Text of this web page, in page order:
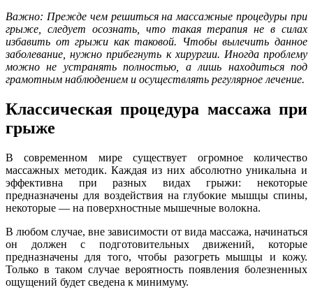
Важно: Прежде чем решиться на массажные процедуры при
грыже, следует осознать, что такая терапия не в силах
избавить от грыжи как таковой. Чтобы вылечить данное
заболевание, нужно прибегнуть к хирургии. Иногда проблему
можно не устранять полностью, а лишь находиться под
грамотным наблюдением и осуществлять регулярное лечение.
Классическая процедура массажа при
грыже
В современном мире существует огромное количество
массажных методик. Каждая из них абсолютно уникальна и
эффективна при разных видах грыжи: некоторые
предназначены для воздействия на глубокие мышцы спины,
некоторые — на поверхностные мышечные волокна.
В любом случае, вне зависимости от вида массажа, начинаться
он должен с подготовительных движений, которые
предназначены для того, чтобы разогреть мышцы и кожу.
Только в таком случае вероятность появления болезненных
ощущений будет сведена к минимуму.